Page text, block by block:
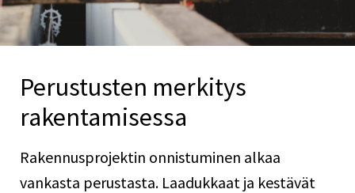
Perustusten merkitys
rakentamisessa
Rakennusprojektin onnistuminen alkaa
vankasta perustasta. Laadukkaat ja kestävät